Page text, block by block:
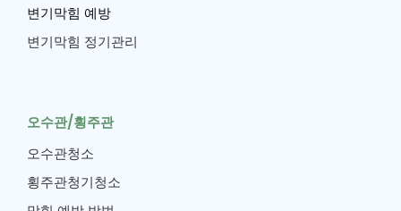
변기막힘 예방
변기막힘 정기관리
오수관/횡주관
오수관청소
횡주관청기청소